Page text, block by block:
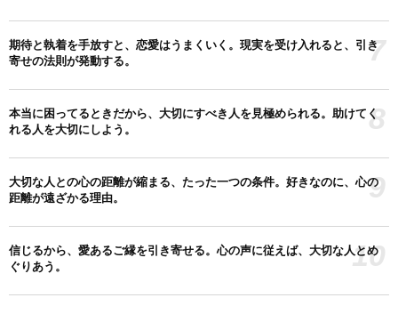
期待と執着を手放すと、恋愛はうまくいく。現実を受け入れると、引き
寄せの法則が発動する。
7
本当に困ってるときだから、大切にすべき人を見極められる。助けてく
れる人を大切にしよう。
8
大切な人との心の距離が縮まる、たった一つの条件。好きなのに、心の
距離が遠ざかる理由。
9
信じるから、愛あるご縁を引き寄せる。心の声に従えば、大切な人とめ
ぐりあう。
10